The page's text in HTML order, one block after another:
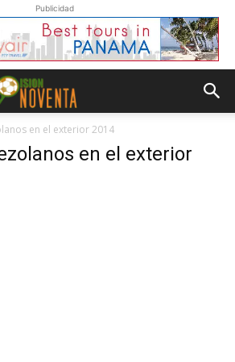
Publicidad
en el exterior 2014
en el exterior